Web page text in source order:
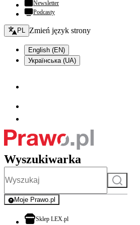
Newsletter
Podcasty
Zmień język - bieżący:
PL Zmień język strony
English (EN)
Українська (UA)
Wyszukiwarka
Szukaj
Moje Prawo.pl
- rejestracja i logowanie do serwisu
Sklep LEX.plotwiera się w nowej karcie